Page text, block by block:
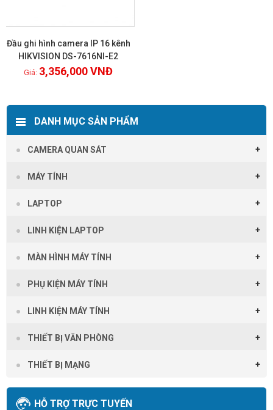
Xem chi tiết
Đầu ghi hình camera IP 16 kênh
HIKVISION DS-7616NI-E2
3,356,000VNĐ
DANH MỤC SẢN PHẨM
CAMERA QUAN SÁT
MÁY TÍNH
LAPTOP
LINH KIỆN LAPTOP
MÀN HÌNH MÁY TÍNH
PHỤ KIỆN MÁY TÍNH
LINH KIỆN MÁY TÍNH
THIẾT BỊ VĂN PHÒNG
THIẾT BỊ MẠNG
HỖ TRỢ TRỰC TUYẾN